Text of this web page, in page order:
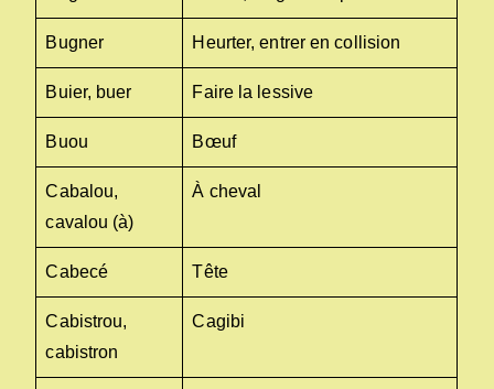
Bugner Heurter, entrer en collision
Buier, buer Faire la lessive
Buou Bœuf
Cabalou,
cavalou (à)
À cheval
Cabecé Tête
Cabistrou,
cabistron
Cagibi